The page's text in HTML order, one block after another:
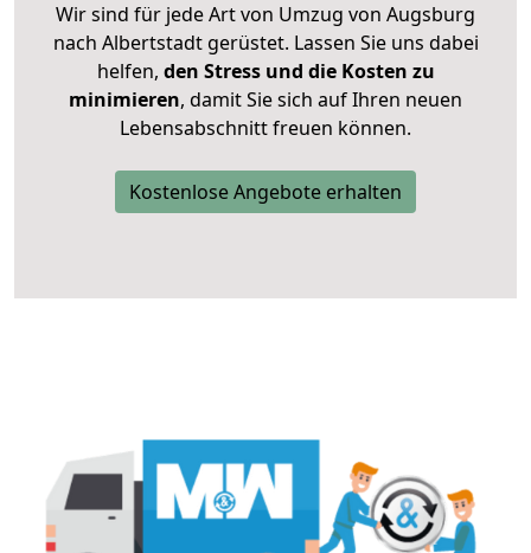
Wir sind für jede Art von Umzug von Augsburg
nach Albertstadt gerüstet. Lassen Sie uns dabei
helfen, den Stress und die Kosten zu
minimieren, damit Sie sich auf Ihren neuen
Lebensabschnitt freuen können.
Kostenlose Angebote erhalten